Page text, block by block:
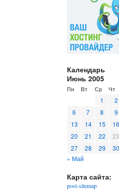
Календарь
Июнь 2005
Пн Вт Ср Чт
1 2
6
7 8 9
13
14 15 16
20
21 22 23
27
28 29
30
« Май
Карта сайта:
post-sitemap